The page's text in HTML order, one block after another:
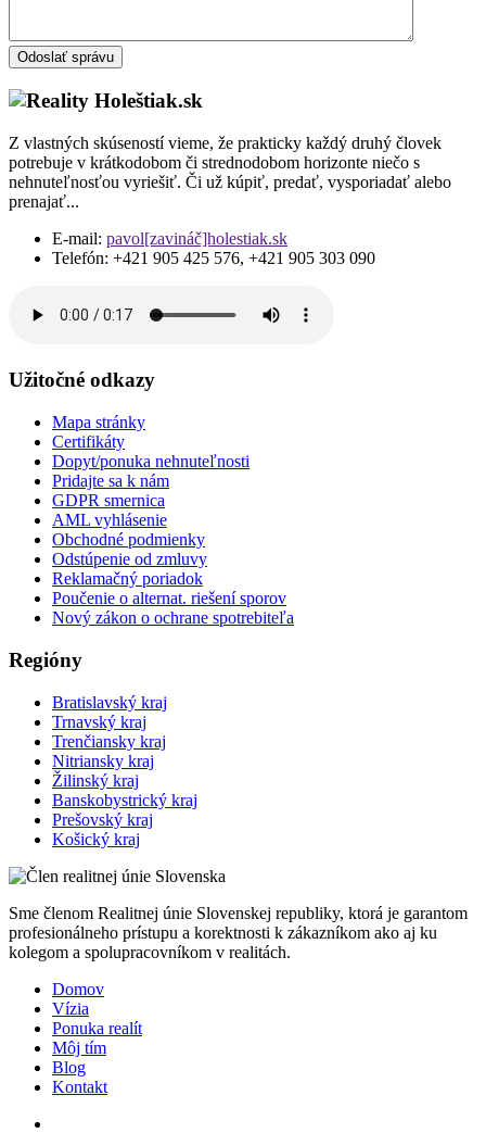
Odoslať správu
Z vlastných skúseností vieme, že prakticky každý druhý človek
potrebuje v krátkodobom či strednodobom horizonte niečo s
nehnuteľnosťou vyriešiť. Či už kúpiť, predať, vysporiadať alebo
prenajať...
E-mail: pavol[zavináč]holestiak.sk
Telefón: +421 905 425 576, +421 905 303 090
Užitočné odkazy
Mapa stránky
Certifikáty
Dopyt/ponuka nehnuteľnosti
Pridajte sa k nám
GDPR smernica
AML vyhlásenie
Obchodné podmienky
Odstúpenie od zmluvy
Reklamačný poriadok
Poučenie o alternat. riešení sporov
Nový zákon o ochrane spotrebiteľa
Regióny
Bratislavský kraj
Trnavský kraj
Trenčiansky kraj
Nitriansky kraj
Žilinský kraj
Banskobystrický kraj
Prešovský kraj
Košický kraj
Sme členom Realitnej únie Slovenskej republiky, ktorá je garantom
profesionálneho prístupu a korektnosti k zákazníkom ako aj ku
kolegom a spolupracovníkom v realitách.
Domov
Vízia
Ponuka realít
Môj tím
Blog
Kontakt